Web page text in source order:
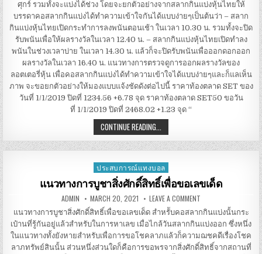
ศุกร์ รวมทั้งจะแบ่งได้ช่วง โดยจะยกตัวอย่างจากสลากกินแบ่งหุ้นไทยให้
บรรดาคอสลากกินแบ่งได้ทำความเข้าใจกันได้แบบง่ายๆเป็นต้นว่า – สลาก
กินแบ่งหุ้นไทยเปิดกระทำการลงพนันตอนเช้า ในเวลา 10.30 น. รวมทั้งจะปิด
รับพนันเพื่อให้ผลรางวัลในเวลา 12.40 น. – สลากกินแบ่งหุ้นไทยเปิดทำลง
พนันในช่วงเวลาบ่าย ในเวลา 14.30 น. แล้วก็จะปิดรับพนันเพื่อออกดอกออก
ผลรางวัลในเวลา 16.40 น. แนวทางการตรวจดูการออกผลรางวัลของ
ลอตเตอรี่หุ้น เพื่อคอสลากกินแบ่งได้ทำความเข้าใจได้แบบง่ายๆและก็แลเห็น
ภาพ จะขอยกตัวอย่างให้มองแบบแจ้งชัดดังต่อไปนี้ ราคาท้องตลาด SET ของ
วันที่ 1/1/2019 ปิดที่ 1234.56 +6.78 จุด ราคาท้องตลาด SET50 ขอวัน
ที่ 1/1/2019 ปิดที่ 2468.02 +1.23 จุด “
CONTINUE READING...
กิน
แบ่ง
หุ้น
อย่างไร เพราะ
เหตุ
ใด
ใครๆ
ก็
นิยม
Posted
in
ประสบการณ์แทงบอล
แนวทางการบูชาสิ่งศักดิ์สิทธิ์เพื่อขอเลขเด็ด
AUTHOR:
ADMIN PUBLISHED
DATE:
MARCH 20, 2021 LEAVE A COMMENT
การ
บูชา
สิ่ง
ศักดิ์สิทธิ์
เพื่อ
ขอ
แนวทางการบูชาสิ่งศักดิ์สิทธิ์เพื่อขอเลขเด็ด สำหรัับคอสลากกินแบ่งนั้นกระ
เป๋านที่รู้กันอยู่แล้วสำหรับในการหาเลข เมื่อไกล้วันสลากกินแบ่งออก ซึ่งหนึ่ง
ในแนวทางทั้งยังหายสำหรับเพื่อการขอโชคลาภแล้วก็ความฌชคดีเรื่องโชค
ลาภทรัพย์สินนั้น ส่วนหนึ่งส่วนใดก็คือการขอพรจากสิ่งศักดิ์สิทธิ์จากสถานที่